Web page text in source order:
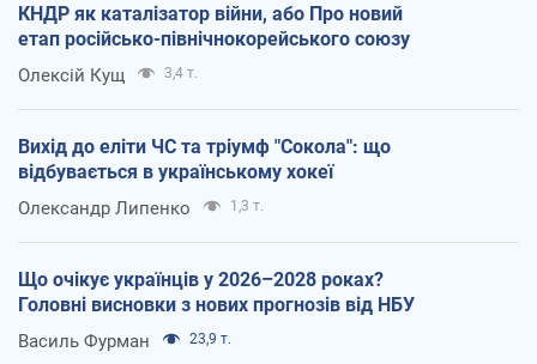
КНДР як каталізатор війни, або Про новий
етап російсько-північнокорейського союзу
Олексій Кущ 3,4 т.
Вихід до еліти ЧС та тріумф "Сокола": що
відбувається в українському хокеї
Олександр Липенко 1,3 т.
Що очікує українців у 2026–2028 роках?
Головні висновки з нових прогнозів від НБУ
Василь Фурман 23,9 т.